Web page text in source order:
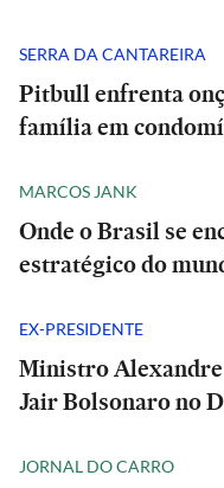
SERRA DA CANTAREIRA
Pitbull enfrenta
família em
MARCOS JANK
Onde o Brasil se
estratégico do
EX-PRESIDENTE
Ministro Alexandre
Jair Bolsonaro no
JORNAL DO CARRO